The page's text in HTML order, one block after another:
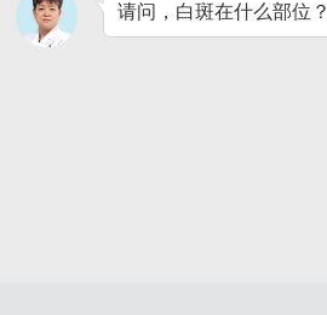
请问，白斑在什么部位？